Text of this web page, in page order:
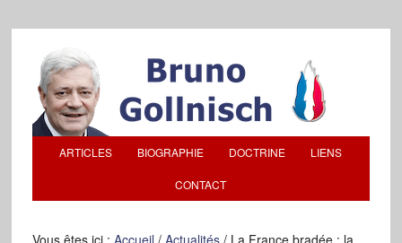
ARTICLES BIOGRAPHIE DOCTRINE LIENS
CONTACT
Vous êtes ici : Accueil / Actualités /La France bradée : la